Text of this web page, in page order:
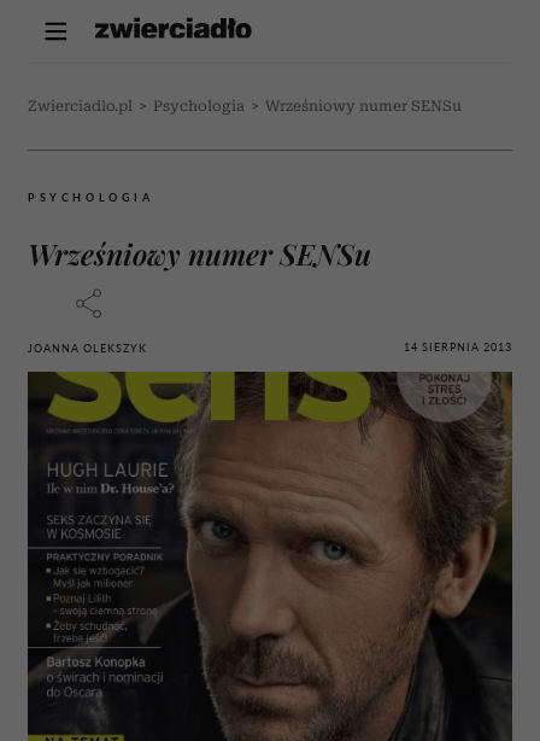
Zwierciadlo.pl > Psychologia > Wrześniowy numer SENSu
PSYCHOLOGIA
Wrześniowy numer SENSu
JOANNA OLEKSZYK 14 SIERPNIA 2013